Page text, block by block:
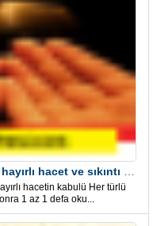
hacetin kabulü Her türlü
1 az 1 defa oku...